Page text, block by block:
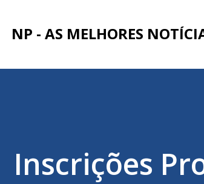
NP - AS MELHORES
Inscrições